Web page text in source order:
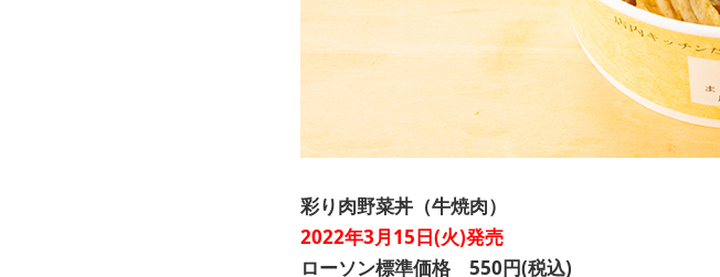
彩り肉野菜丼（牛焼肉）
2022年3月15日(火)発売
ローソン標準価格 550円(税込)